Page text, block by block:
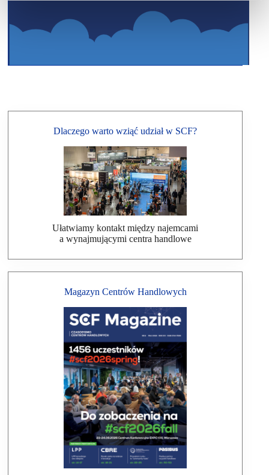
Dlaczego warto wziąć udział w SCF?
Ułatwiamy kontakt między najemcami
a wynajmującymi centra handlowe
Magazyn Centrów Handlowych